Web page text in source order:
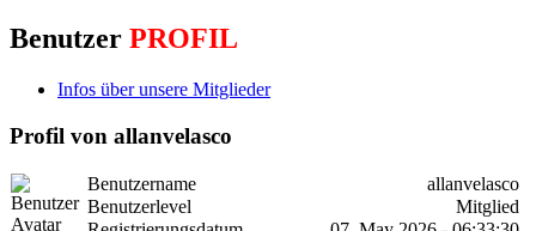
Benutzer PROFIL
Infos über unsere Mitglieder
Profil von allanvelasco
Benutzername
allanvelasco
Benutzerlevel
Mitglied